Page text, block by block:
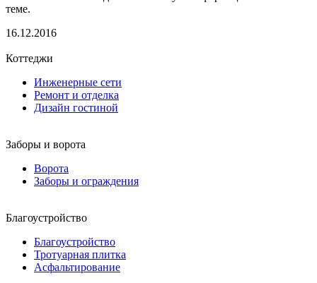
теме.
16.12.2016
Коттеджи
Инженерные сети
Ремонт и отделка
Дизайн гостиной
Заборы и ворота
Ворота
Заборы и ограждения
Благоустройство
Благоустройство
Тротуарная плитка
Асфальтирование